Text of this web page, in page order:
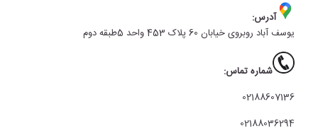
آدرس:
یوسف آباد روبروی خیابان 60 پلاک 453 واحد 5طبقه دوم
شماره تماس:
02188607136
02188036294